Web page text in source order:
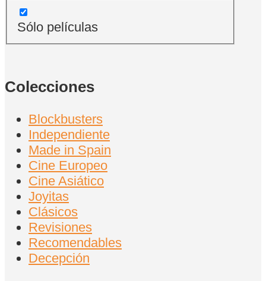
Sólo películas
Colecciones
Blockbusters
Independiente
Made in Spain
Cine Europeo
Cine Asiático
Joyitas
Clásicos
Revisiones
Recomendables
Decepción